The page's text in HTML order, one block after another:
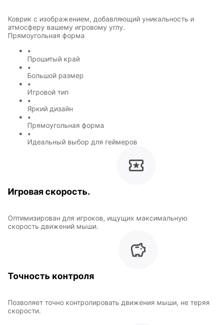
Коврик с изображением, добавляющий уникальность и
атмосферу вашему игровому углу.
Прямоугольная форма
•
Прошитый край
•
Большой размер
•
Игровой тип
•
Яркий дизайн
•
Прямоугольная форма
•
Идеальный выбор для геймеров
Игровая скорость.
Оптимизирован для игроков, ищущих максимальную
скорость движений мыши.
Точность контроля
Позволяет точно контролировать движения мыши, не теряя
скорости.
Символы
года
Профессии
Карташева
ковра
INariArt